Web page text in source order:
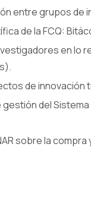
entre grupos de
de la FCQ:
en lo
de innovación
del
sobre la